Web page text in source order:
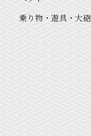
乗り物・遊具・大砲